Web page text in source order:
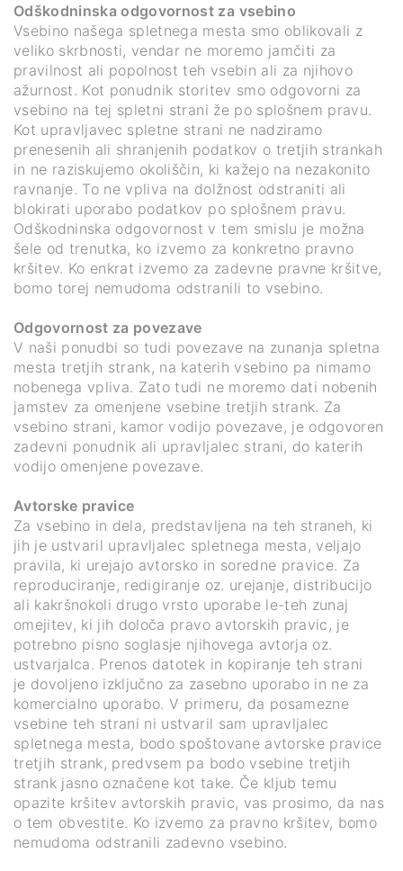
Odškodninska odgovornost za vsebino
Vsebino našega spletnega mesta smo oblikovali z
veliko skrbnosti, vendar ne moremo jamčiti za
pravilnost ali popolnost teh vsebin ali za njihovo
ažurnost. Kot ponudnik storitev smo odgovorni za
vsebino na tej spletni strani že po splošnem pravu.
Kot upravljavec spletne strani ne nadziramo
prenesenih ali shranjenih podatkov o tretjih strankah
in ne raziskujemo okoliščin, ki kažejo na nezakonito
ravnanje. To ne vpliva na dolžnost odstraniti ali
blokirati uporabo podatkov po splošnem pravu.
Odškodninska odgovornost v tem smislu je možna
šele od trenutka, ko izvemo za konkretno pravno
kršitev. Ko enkrat izvemo za zadevne pravne kršitve,
bomo torej nemudoma odstranili to vsebino.
Odgovornost za povezave
V naši ponudbi so tudi povezave na zunanja spletna
mesta tretjih strank, na katerih vsebino pa nimamo
nobenega vpliva. Zato tudi ne moremo dati nobenih
jamstev za omenjene vsebine tretjih strank. Za
vsebino strani, kamor vodijo povezave, je odgovoren
zadevni ponudnik ali upravljalec strani, do katerih
vodijo omenjene povezave.
Avtorske pravice
Za vsebino in dela, predstavljena na teh straneh, ki
jih je ustvaril upravljalec spletnega mesta, veljajo
pravila, ki urejajo avtorsko in soredne pravice. Za
reproduciranje, redigiranje oz. urejanje, distribucijo
ali kakršnokoli drugo vrsto uporabe le-teh zunaj
omejitev, ki jih določa pravo avtorskih pravic, je
potrebno pisno soglasje njihovega avtorja oz.
ustvarjalca. Prenos datotek in kopiranje teh strani
je dovoljeno izključno za zasebno uporabo in ne za
komercialno uporabo. V primeru, da posamezne
vsebine teh strani ni ustvaril sam upravljalec
spletnega mesta, bodo spoštovane avtorske pravice
tretjih strank, predvsem pa bodo vsebine tretjih
strank jasno označene kot take. Če kljub temu
opazite kršitev avtorskih pravic, vas prosimo, da nas
o tem obvestite. Ko izvemo za pravno kršitev, bomo
nemudoma odstranili zadevno vsebino.